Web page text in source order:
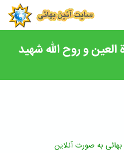
و روح الله شهید
بهائی به صورت آنلاین